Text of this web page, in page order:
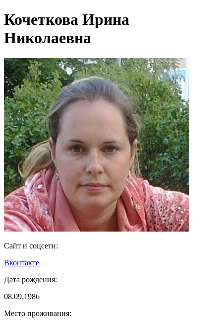
Кочеткова Ирина
Николаевна
Сайт и соцсети:
Вконтакте
Дата рождения:
08.09.1986
Место проживания: